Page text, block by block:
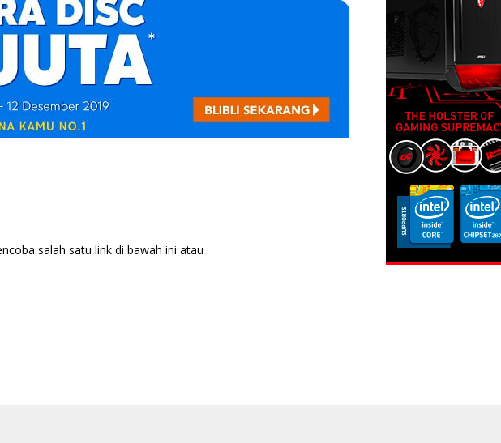
salah satu link di bawah ini atau